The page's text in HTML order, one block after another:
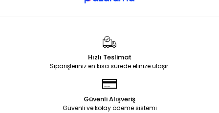
Hızlı Teslimat
Siparişleriniz en kısa sürede elinize ulaşır.
Güvenli Alışveriş
Güvenli ve kolay ödeme sistemi